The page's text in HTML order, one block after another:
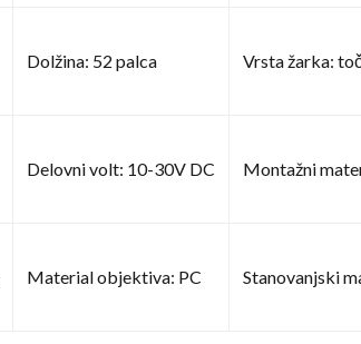
Dolžina: 52 palca Vrsta žarka:
Delovni volt: 10-30V DC Montažni
Material objektiva: PC Stanovanjski